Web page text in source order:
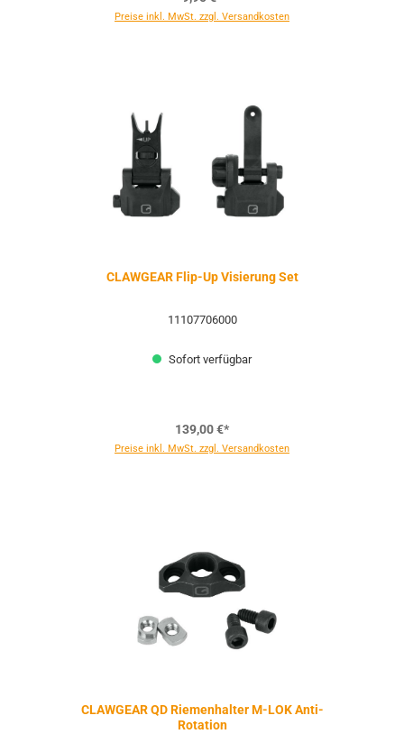
Preise inkl. MwSt. zzgl. Versandkosten
CLAWGEAR Flip-Up Visierung Set
11107706000
Sofort verfügbar
139,00 €*
Preise inkl. MwSt. zzgl. Versandkosten
CLAWGEAR QD Riemenhalter M-LOK Anti-
Rotation